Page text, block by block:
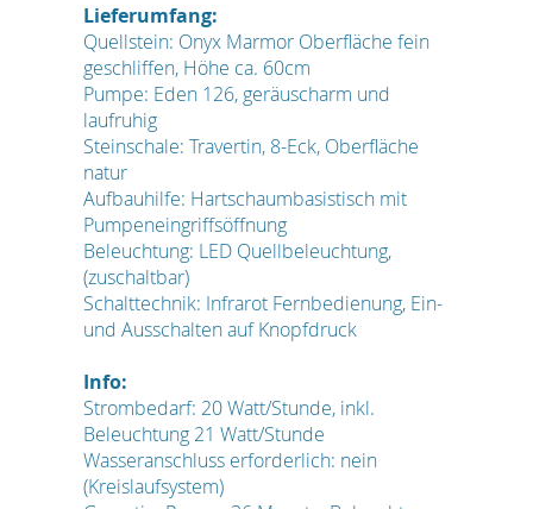
Lieferumfang:
Quellstein: Onyx Marmor Oberfläche fein
geschliffen, Höhe ca. 60cm
Pumpe: Eden 126, geräuscharm und
laufruhig
Steinschale: Travertin, 8-Eck, Oberfläche
natur
Aufbauhilfe: Hartschaumbasistisch mit
Pumpeneingriffsöffnung
Beleuchtung: LED Quellbeleuchtung,
(zuschaltbar)
Schalttechnik: Infrarot Fernbedienung, Ein-
und Ausschalten auf Knopfdruck
Info:
Strombedarf: 20 Watt/Stunde, inkl.
Beleuchtung 21 Watt/Stunde
Wasseranschluss erforderlich: nein
(Kreislaufsystem)